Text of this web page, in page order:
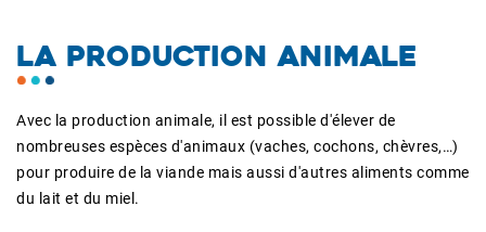
LA PRODUCTION ANIMALE
Avec la production animale, il est possible d'élever de
nombreuses espèces d'animaux (vaches, cochons, chèvres,…)
pour produire de la viande mais aussi d'autres aliments comme
du lait et du miel.